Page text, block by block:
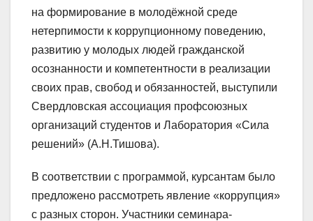
на формирование в молодёжной среде
нетерпимости к коррупционному поведению,
развитию у молодых людей гражданской
осознанности и компетентности в реализации
своих прав, свобод и обязанностей, выступили
Свердловская ассоциация профсоюзных
организаций студентов и Лаборатория «Сила
решений» (А.Н.Тишова).
В соответствии с программой, курсантам было
предложено рассмотреть явление «коррупция»
с разных сторон. Участники семинара-